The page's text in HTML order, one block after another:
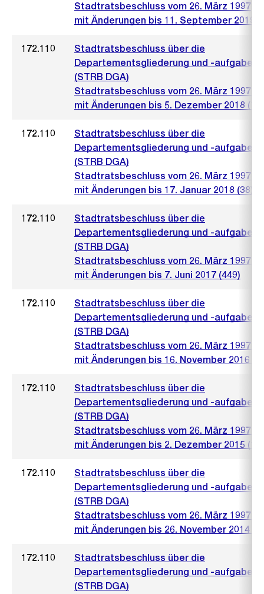
Stadtratsbeschluss vom 26. März 1997
mit Änderungen bis 11. September 2019
172.110
Stadtratsbeschluss über die
Departementsgliederung und -aufgaben
(STRB DGA)
Stadtratsbeschluss vom 26. März 1997
mit Änderungen bis 5. Dezember 2018
172.110
Stadtratsbeschluss über die
Departementsgliederung und -aufgaben
(STRB DGA)
Stadtratsbeschluss vom 26. März 1997
mit Änderungen bis 17. Januar 2018 (38)
172.110
Stadtratsbeschluss über die
Departementsgliederung und -aufgaben
(STRB DGA)
Stadtratsbeschluss vom 26. März 1997
mit Änderungen bis 7. Juni 2017 (449)
172.110
Stadtratsbeschluss über die
Departementsgliederung und -aufgaben
(STRB DGA)
Stadtratsbeschluss vom 26. März 1997
mit Änderungen bis 16. November 2016
172.110
Stadtratsbeschluss über die
Departementsgliederung und -aufgaben
(STRB DGA)
Stadtratsbeschluss vom 26. März 1997
mit Änderungen bis 2. Dezember 2015
172.110
Stadtratsbeschluss über die
Departementsgliederung und -aufgaben
(STRB DGA)
Stadtratsbeschluss vom 26. März 1997
mit Änderungen bis 26. November 2014
172.110
Stadtratsbeschluss über die
Departementsgliederung und -aufgaben
(STRB DGA)